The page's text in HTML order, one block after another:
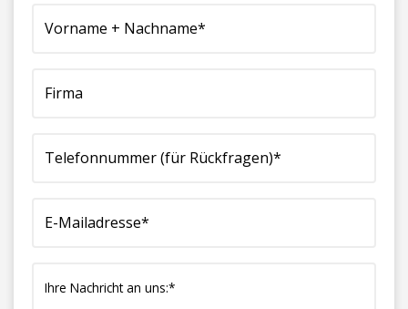
Nachname*
Rückfragen)*
(erforderlich)
(erforderlich)